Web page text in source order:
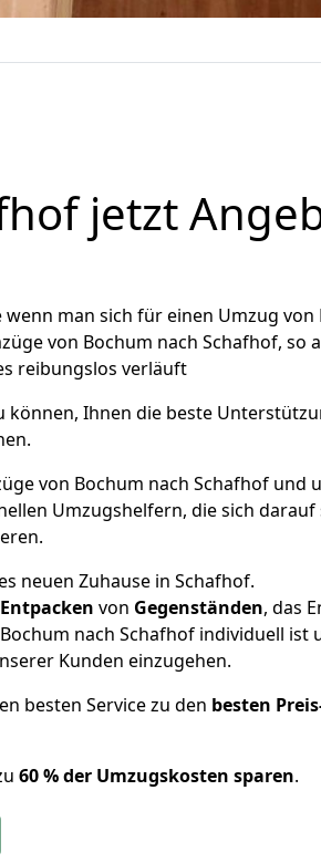
jetzt
man sich für einen Umzug von
von Bochum nach Schafhof, so
reibungslos verläuft
Ihnen die beste
von Bochum nach Schafhof und
Umzugshelfern, die sich darauf
neuen Zuhause in Schafhof.
Entpacken von Gegenständen, das
nach Schafhof individuell ist
Kunden einzugehen.
besten Service zu den besten
60 % der Umzugskosten sparen.